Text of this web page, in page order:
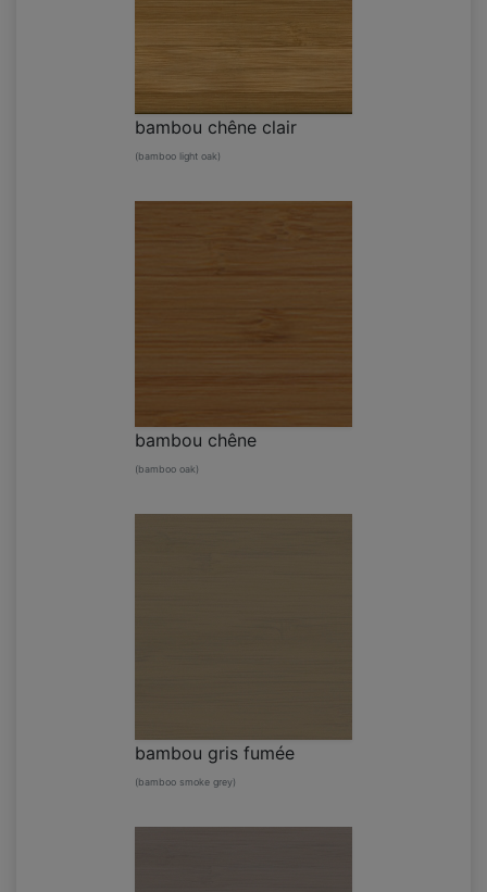
bambou chêne clair
(bamboo light oak)
bambou chêne
(bamboo oak)
bambou gris fumée
(bamboo smoke grey)